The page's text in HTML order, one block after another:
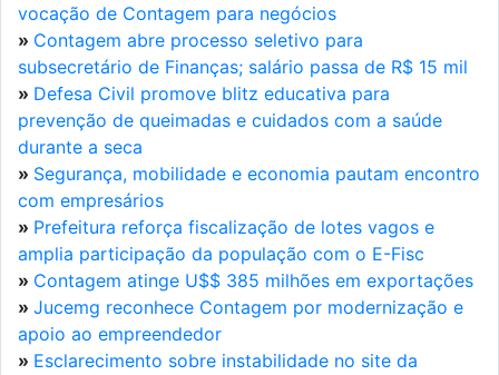
vocação de Contagem para negócios
» Contagem abre processo seletivo para
subsecretário de Finanças; salário passa de R$ 15 mil
» Defesa Civil promove blitz educativa para
prevenção de queimadas e cuidados com a saúde
durante a seca
» Segurança, mobilidade e economia pautam encontro
com empresários
» Prefeitura reforça fiscalização de lotes vagos e
amplia participação da população com o E-Fisc
» Contagem atinge U$$ 385 milhões em exportações
» Jucemg reconhece Contagem por modernização e
apoio ao empreendedor
» Esclarecimento sobre instabilidade no site da